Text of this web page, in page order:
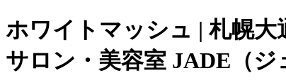
ホワイトマッシュ | 札幌
サロン・美容室 JADE（ジ